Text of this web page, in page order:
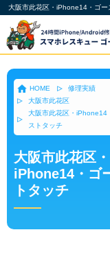
大阪市此花区・iPhone14・ゴー
HOME
修理実績
大阪市此花区
大阪市此花区・iPhone14
ストタッチ
大阪市此花区・
iPhone14・ゴ
トタッチ